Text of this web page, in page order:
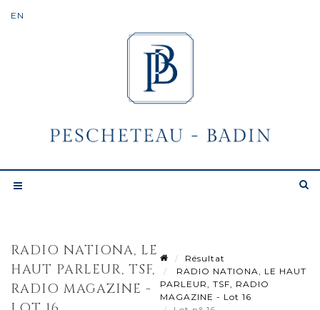
RADIO NATIONA, LE
HAUT PARLEUR, TSF,
RADIO MAGAZINE -
Résultat
RADIO NATIONA, LE HAUT
PARLEUR, TSF, RADIO
MAGAZINE - Lot 16